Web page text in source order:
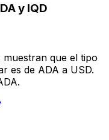
y IQD
muestran que el tipo
es de ADA a USD.